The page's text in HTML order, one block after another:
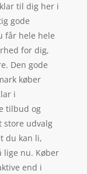
til dig her i
gode
får hele hele
for dig,
Den gode
køber
i
tilbud og
store udvalg
du kan li,
lige nu. Køber
end i